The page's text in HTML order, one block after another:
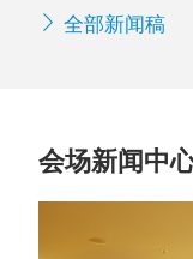
全部新闻稿
会场新闻中